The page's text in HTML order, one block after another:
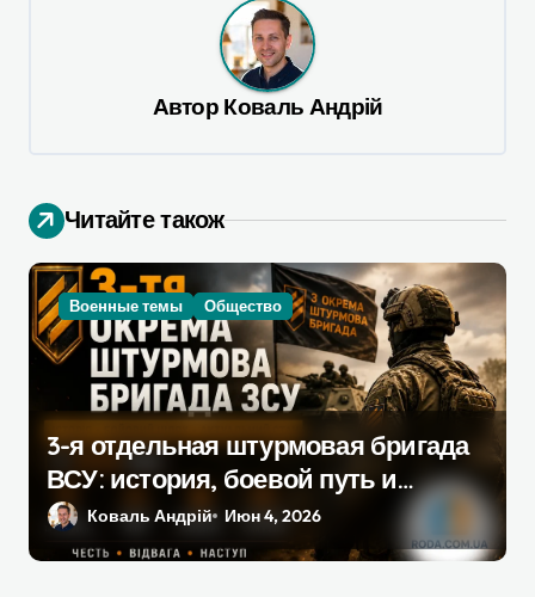
о
з
а
п
и
я
м
Автор Коваль Андрій
Читайте також
Военные темы Общество
3-я отдельная штурмовая бригада
ВСУ: история, боевой путь и
текущее состояние в 2026 году
Коваль Андрій Июн 4, 2026